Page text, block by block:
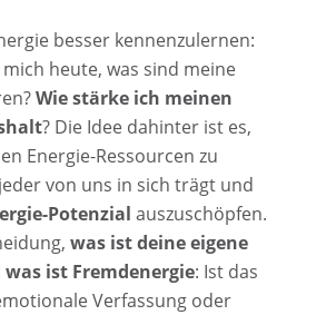
besser kennenzulernen:
heute, was sind meine
Wie stärke ich meinen
? Die Idee dahinter ist es,
Energie-Ressourcen zu
von uns in sich trägt und
Potenzial auszuschöpfen.
was ist deine eigene
was ist Fremdenergie: Ist das
Verfassung oder